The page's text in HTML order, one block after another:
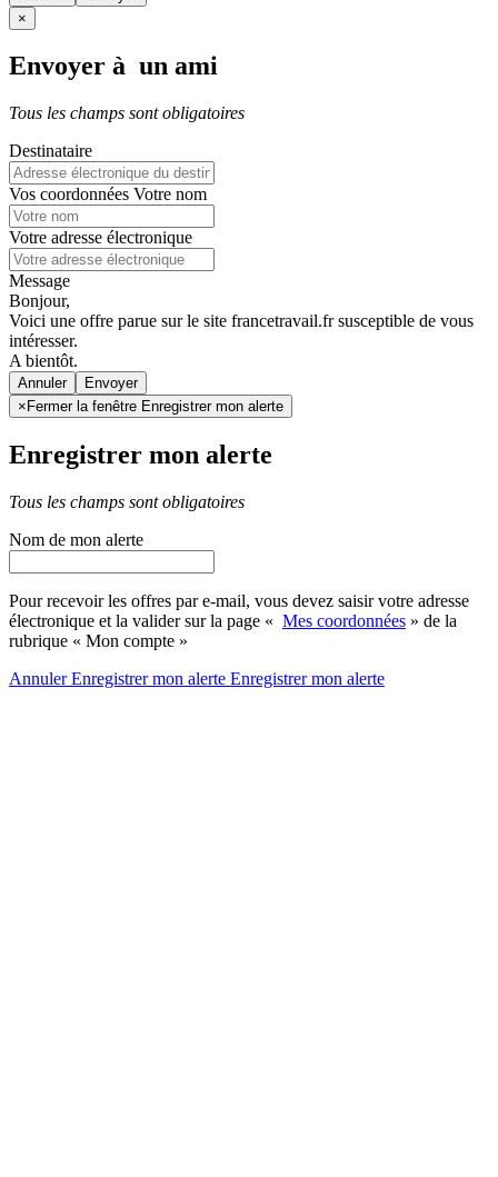
×
Envoyer à un ami
Tous les champs sont obligatoires
Destinataire
Vos coordonnées Votre nom
Votre adresse électronique
Message
Bonjour,
Voici une offre parue sur le site francetravail.fr susceptible de vous
intéresser.
A bientôt.
Annuler
× Fermer la fenêtre Enregistrer mon alerte
Enregistrer mon alerte
Tous les champs sont obligatoires
Nom de mon alerte
Pour recevoir les offres par e-mail, vous devez saisir votre adresse
électronique et la valider sur la page « Mes coordonnées » de la
rubrique « Mon compte »
AnnulerEnregistrer mon alerte Enregistrermon alerte